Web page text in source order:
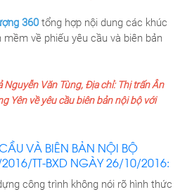
360 tổng hợp nội dung các khúc
về phiếu yêu cầu và biên bản
Nguyễn Văn Tùng, Địa chỉ: Thị trấn Ân
Yên về yêu cầu biên bản nội bộ với
VÀ BIÊN BẢN NỘI BỘ
TT-BXD NGÀY 26/10/2016:
công trình không nói rõ hình thức